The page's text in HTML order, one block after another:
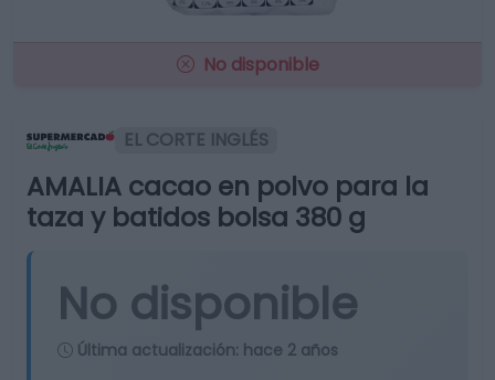
No disponible
EL CORTE INGLÉS
AMALIA cacao en polvo para la
taza y batidos bolsa 380 g
No disponible
Última actualización: hace 2 años